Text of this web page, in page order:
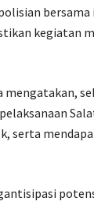
kegiatan
serta